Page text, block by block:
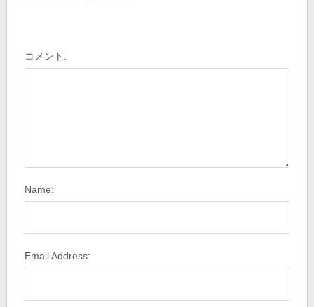
コメント:
Name:
Email Address: